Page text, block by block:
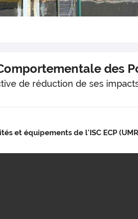
des
de réduction de ses
et équipements de l'ISC ECP (UMR